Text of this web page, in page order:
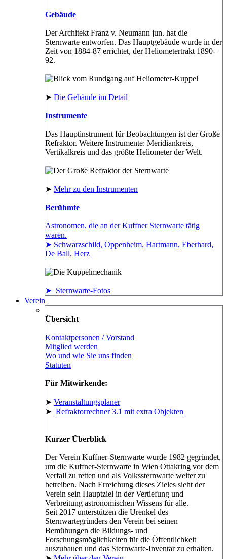
Gebäude
Der Architekt Franz v. Neumann jun. hat die
Sternwarte entworfen. Das Hauptgebäude wurde in der
Zeit von 1884-87 errichtet, der Heliometertrakt 1890-
92.
➤ Die Gebäude im Detail
Instrumente
Das Hauptinstrument für Beobachtungen ist der Große
Refraktor. Weitere Instrumente: Meridiankreis,
Vertikalkreis und das größte Heliometer der Welt.
➤ Mehr zu den Instrumenten
Berühmte
Astronomen, die an der Kuffner Sternwarte tätig
waren.
➤ Schwarzschild, Oppenheim, Hartmann, Eberhard,
De Ball, Herz
➤ Sternwarte-Fotos
Verein
Übersicht
Kontaktpersonen / Vorstand
Mitglied werden
Wo und wie Sie uns finden
Statuten
Für Mitwirkende:
➤ Veranstaltungsplaner
➤ Refraktorrechner 3.1 mit extra Objekten
Kurzer Überblick
Der Verein Kuffner-Sternwarte wurde 1982 gegründet,
um die Kuffner-Sternwarte in Wien Ottakring vor dem
Verfall zu retten und als Volkssternwarte weiter zu
betreiben. Nach Erreichung dieses Zieles sieht der
Verein sein Hauptziel in der Vertiefung und
Verbreitung astronomischen Wissens für alle.
Seit 2017 unterstützen die Urenkel des
Sternwartegründers den Verein bei seinen
Bemühungen die Bildungs- und
Forschungsmöglichkeiten für die Öffentlichkeit
auszubauen und das Sternwarte-Inventar zu erhalten.